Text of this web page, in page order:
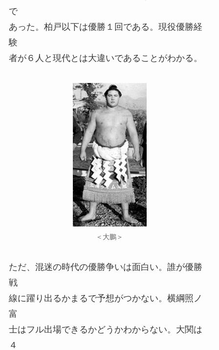
で
あった。柏戸以下は優勝１回である。現役優勝経
験
者が６人と現代とは大違いであることがわかる。
＜大鵬＞
ただ、混迷の時代の優勝争いは面白い。誰が優勝
戦
線に躍り出るかまるで予想がつかない。横綱照ノ
富
士はフル出場できるかどうかわからない。大関は
４